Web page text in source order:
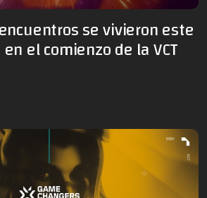
se vivieron este
el comienzo de la VCT